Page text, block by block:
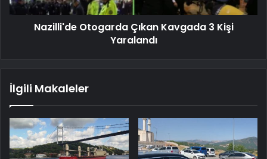
Nazilli'de Otogarda Çıkan Kavgada 3 Kişi
Yaralandı
İlgili Makaleler